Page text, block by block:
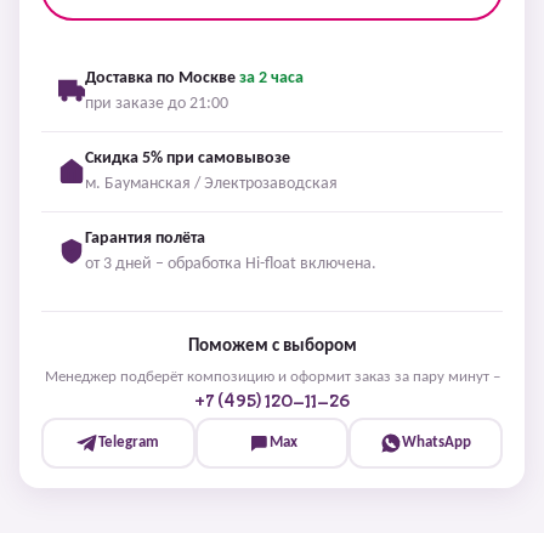
Доставка по Москве за 2 часа
при заказе до 21:00
Скидка 5% при самовывозе
м. Бауманская / Электрозаводская
Гарантия полёта
от 3 дней – обработка Hi-float включена.
Поможем с выбором
Менеджер подберёт композицию и оформит заказ за пару минут –
+7 (495) 120-11-26
Telegram Max WhatsApp